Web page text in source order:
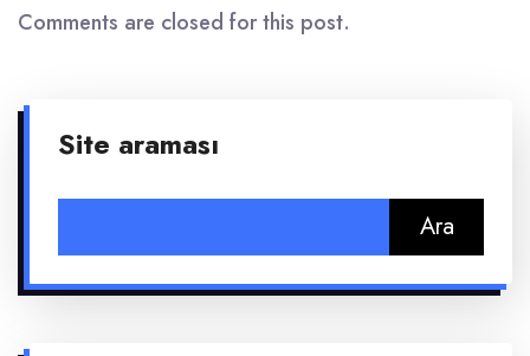
Comments are closed for this post.
Site araması